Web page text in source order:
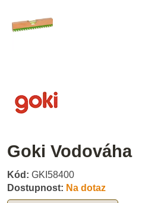
Goki Vodováha
Kód: GKI58400
Dostupnost: Na dotaz